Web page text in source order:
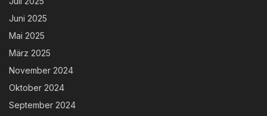
Juni 2025
Mai 2025
März 2025
November 2024
Oktober 2024
September 2024